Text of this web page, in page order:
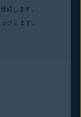
続します。
クします。